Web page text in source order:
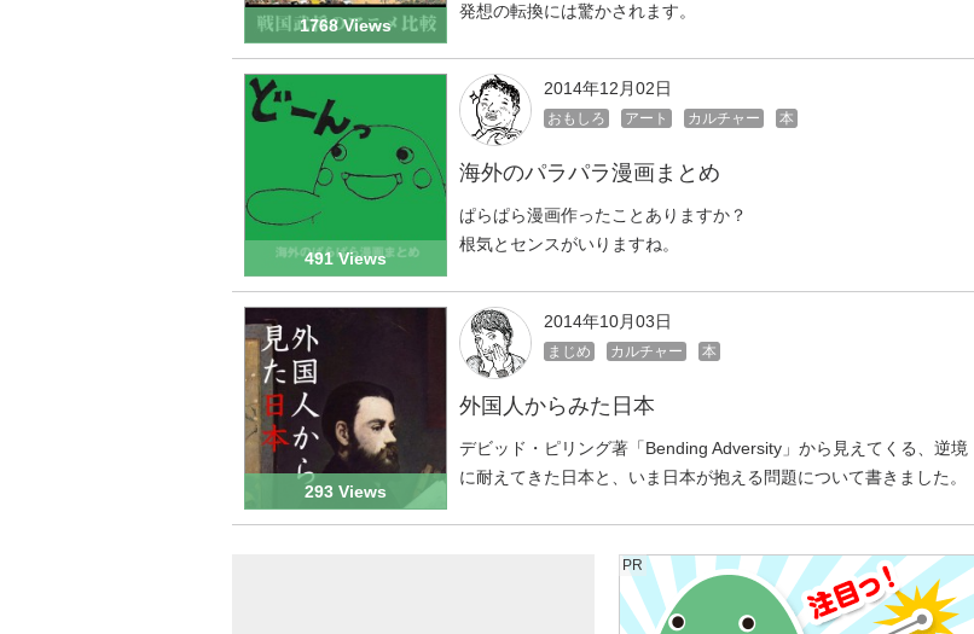
1768 Views
発想の転換には驚かされます。
491 Views
2014年12月02日
おもしろ アート カルチャー 本
海外のパラパラ漫画まとめ
ぱらぱら漫画作ったことありますか？
根気とセンスがいりますね。
293 Views
2014年10月03日
まじめ カルチャー 本
外国人からみた日本
デビッド・ピリング著「Bending Adversity」から見えてくる、逆境
に耐えてきた日本と、いま日本が抱える問題について書きました。
PR